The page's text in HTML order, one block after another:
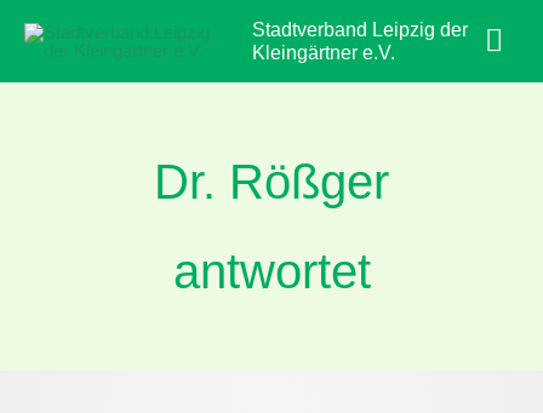
Inhalt
springen
Stadtverband Leipzig der
Kleingärtner e.V.
Dr. Rößger
antwortet